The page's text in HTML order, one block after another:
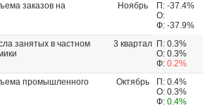
заказов на
Ноябрь
П: -37.4%
О:
Ф: -37.9%
занятых в частном
3 квартал П: 0.3%
О: 0.3%
Ф: 0.2%
промышленного
Октябрь
П: 0.4%
О: 0.3%
Ф: 0.4%